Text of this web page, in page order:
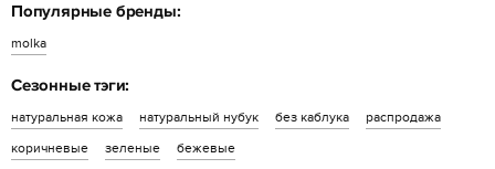
Популярные бренды:
molka
Сезонные тэги:
натуральная кожа натуральный нубук без каблука
распродажа
коричневые
зеленые бежевые